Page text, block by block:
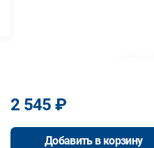
2 545 ₽
Добавить в корзину